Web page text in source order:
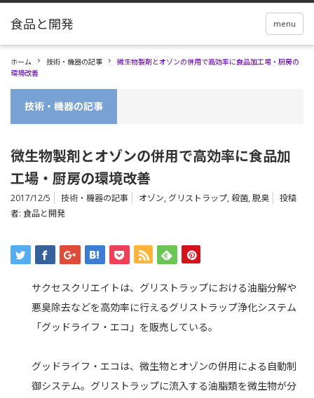
menu
ホーム 技術・機器の記事
微生物製剤とオゾンの併用で高効率に食品加工場・厨房の
環境改善
技術・機器の記事
微生物製剤とオゾンの併用で高効率に食品加
工場・厨房の環境改善
2017/12/5 技術・機器の記事 オゾン, グリストラップ, 殺菌, 脱臭
投稿
者: 食品と開発
サクセスクリエイトは、グリストラップにおける油脂分解や
悪臭除去などを高効率に行えるグリストラップ浄化システム
「グッドライフ・エコ」を販売している。
グッドライフ・エコは、微生物とオゾンの併用による自動制
御システム。グリストラップに流入する油脂類を微生物が分